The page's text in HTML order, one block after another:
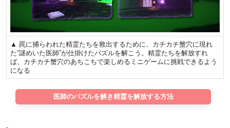
▲ 罠に捕らわれた精霊たちを救出するために、カチカチ蟹穴に現れ
た”謎めいた医師”が仕掛けたパズルを解こう。精霊たちを解放すれ
ば、カチカチ蟹穴のあちこちで楽しめるミニゲームに挑戦できるよう
になる
医師のパズルを解き精霊を解放する方法